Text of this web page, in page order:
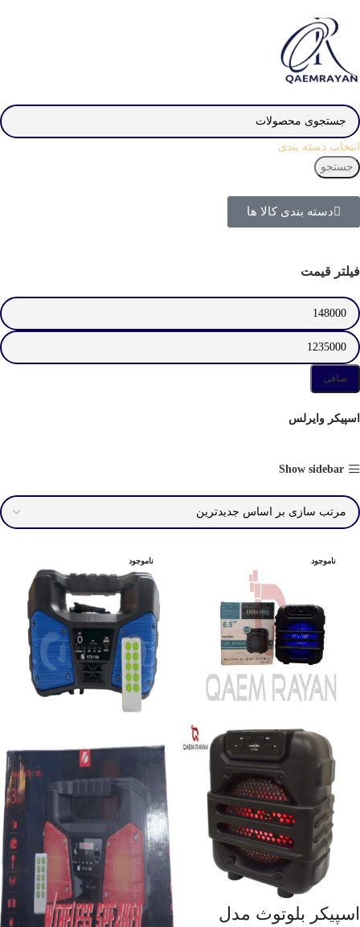
انتخاب دسته بندی
جستجو
دسته بندی کالا ها
فیلتر قیمت
صافی
اسپیکر وایرلس
Show sidebar
اسپیکر بلوتوث مدل
ناموجود ناموجود ناموجود ناموجود ناموجود